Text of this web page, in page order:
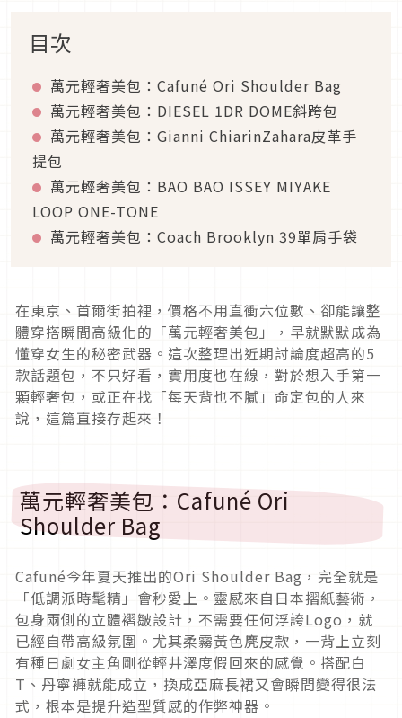
目次
萬元輕奢美包：Cafuné Ori Shoulder Bag
萬元輕奢美包：DIESEL 1DR DOME斜跨包
萬元輕奢美包：Gianni ChiarinZahara皮革手
提包
萬元輕奢美包：BAO BAO ISSEY MIYAKE
LOOP ONE-TONE
萬元輕奢美包：Coach Brooklyn 39單肩手袋
在東京、首爾街拍裡，價格不用直衝六位數、卻能讓整
體穿搭瞬間高級化的「萬元輕奢美包」，早就默默成為
懂穿女生的秘密武器。這次整理出近期討論度超高的5
款話題包，不只好看，實用度也在線，對於想入手第一
顆輕奢包，或正在找「每天背也不膩」命定包的人來
說，這篇直接存起來！
萬元輕奢美包：Cafuné Ori
Shoulder Bag
Cafuné今年夏天推出的Ori Shoulder Bag，完全就是
「低調派時髦精」會秒愛上。靈感來自日本摺紙藝術，
包身兩側的立體褶皺設計，不需要任何浮誇Logo，就
已經自帶高級氛圍。尤其柔霧黃色麂皮款，一背上立刻
有種日劇女主角剛從輕井澤度假回來的感覺。搭配白
T、丹寧褲就能成立，換成亞麻長裙又會瞬間變得很法
式，根本是提升造型質感的作弊神器。